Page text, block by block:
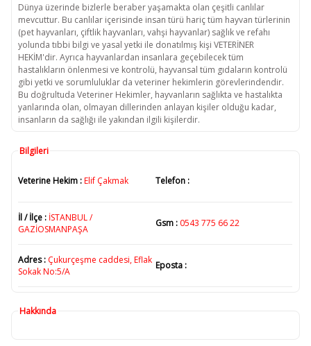
Dünya üzerinde bizlerle beraber yaşamakta olan çeşitli canlılar
mevcuttur. Bu canlılar içerisinde insan türü hariç tüm hayvan türlerinin
(pet hayvanları, çiftlik hayvanları, vahşi hayvanlar) sağlık ve refahı
yolunda tıbbi bilgi ve yasal yetki ile donatılmış kişi VETERİNER
HEKİM'dir. Ayrıca hayvanlardan insanlara geçebilecek tüm
hastalıkların önlenmesi ve kontrolü, hayvansal tüm gıdaların kontrolü
gibi yetki ve sorumluluklar da veteriner hekimlerin görevlerindendir.
Bu doğrultuda Veteriner Hekimler, hayvanların sağlıkta ve hastalıkta
yanlarında olan, olmayan dillerinden anlayan kişiler olduğu kadar,
insanların da sağlığı ile yakından ilgili kişilerdir.
Bilgileri
Veterine Hekim :Elif Çakmak Telefon :
İl / İlçe : İSTANBUL /
GAZİOSMANPAŞA
Gsm : 0543 775 66 22
Adres : Çukurçeşme caddesi, Eflak
Sokak No:5/A
Eposta :
Hakkında